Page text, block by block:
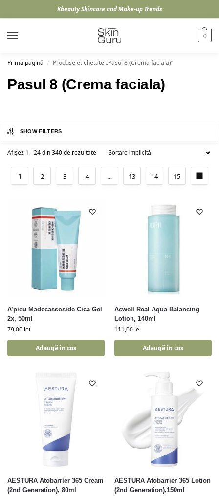
Kbeauty Skincare and Make-up Trends
0
Prima pagină / Produse etichetate „Pasul 8 (Crema faciala)”
Pasul 8 (Crema faciala)
SHOW FILTERS
Afișez 1 - 24 din 340 de rezultate
1 2 3 4 … 13 14 15
A’pieu Madecassoside Cica Gel
2x, 50ml
79,00 lei
Adaugă în coș
Acwell Real Aqua Balancing
Lotion, 140ml
111,00 lei
Adaugă în coș
AESTURA Atobarrier 365 Cream
(2nd Generation), 80ml
AESTURA Atobarrier 365 Lotion
(2nd Generation),150ml